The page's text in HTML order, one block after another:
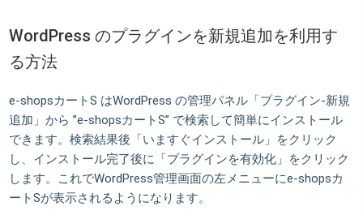
WordPress のプラグインを新規追加を利用す
る方法
e-shopsカートS はWordPress の管理パネル「プラグイン-新規
追加」から ”e-shopsカートS” で検索して簡単にインストール
できます。検索結果後「いますぐインストール」をクリック
し、インストール完了後に「プラグインを有効化」をクリック
します。これでWordPress管理画面の左メニューにe-shopsカ
ートSが表示されるようになります。